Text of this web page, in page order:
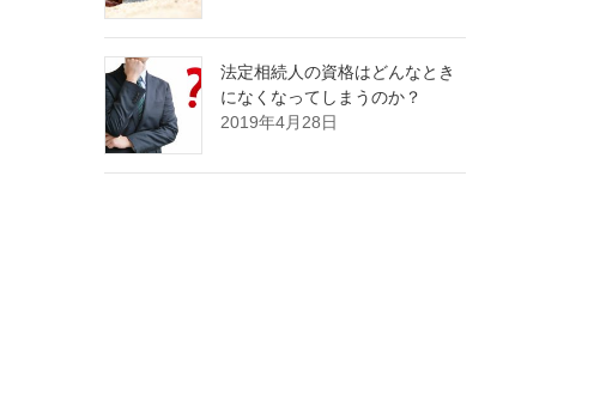
法定相続人の資格はどんなとき
になくなってしまうのか？
2019年4月28日